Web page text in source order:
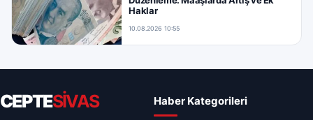
Haklar
10.08.2026 10:55
CEPTESİVAS Haber Kategorileri